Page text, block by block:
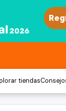
tiendas